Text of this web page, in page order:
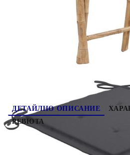
Наш представител ще се свърже с Вас
ДЕТАЙЛНО ОПИСАНИЕ
РЕВЮТА
Този комплект от 2